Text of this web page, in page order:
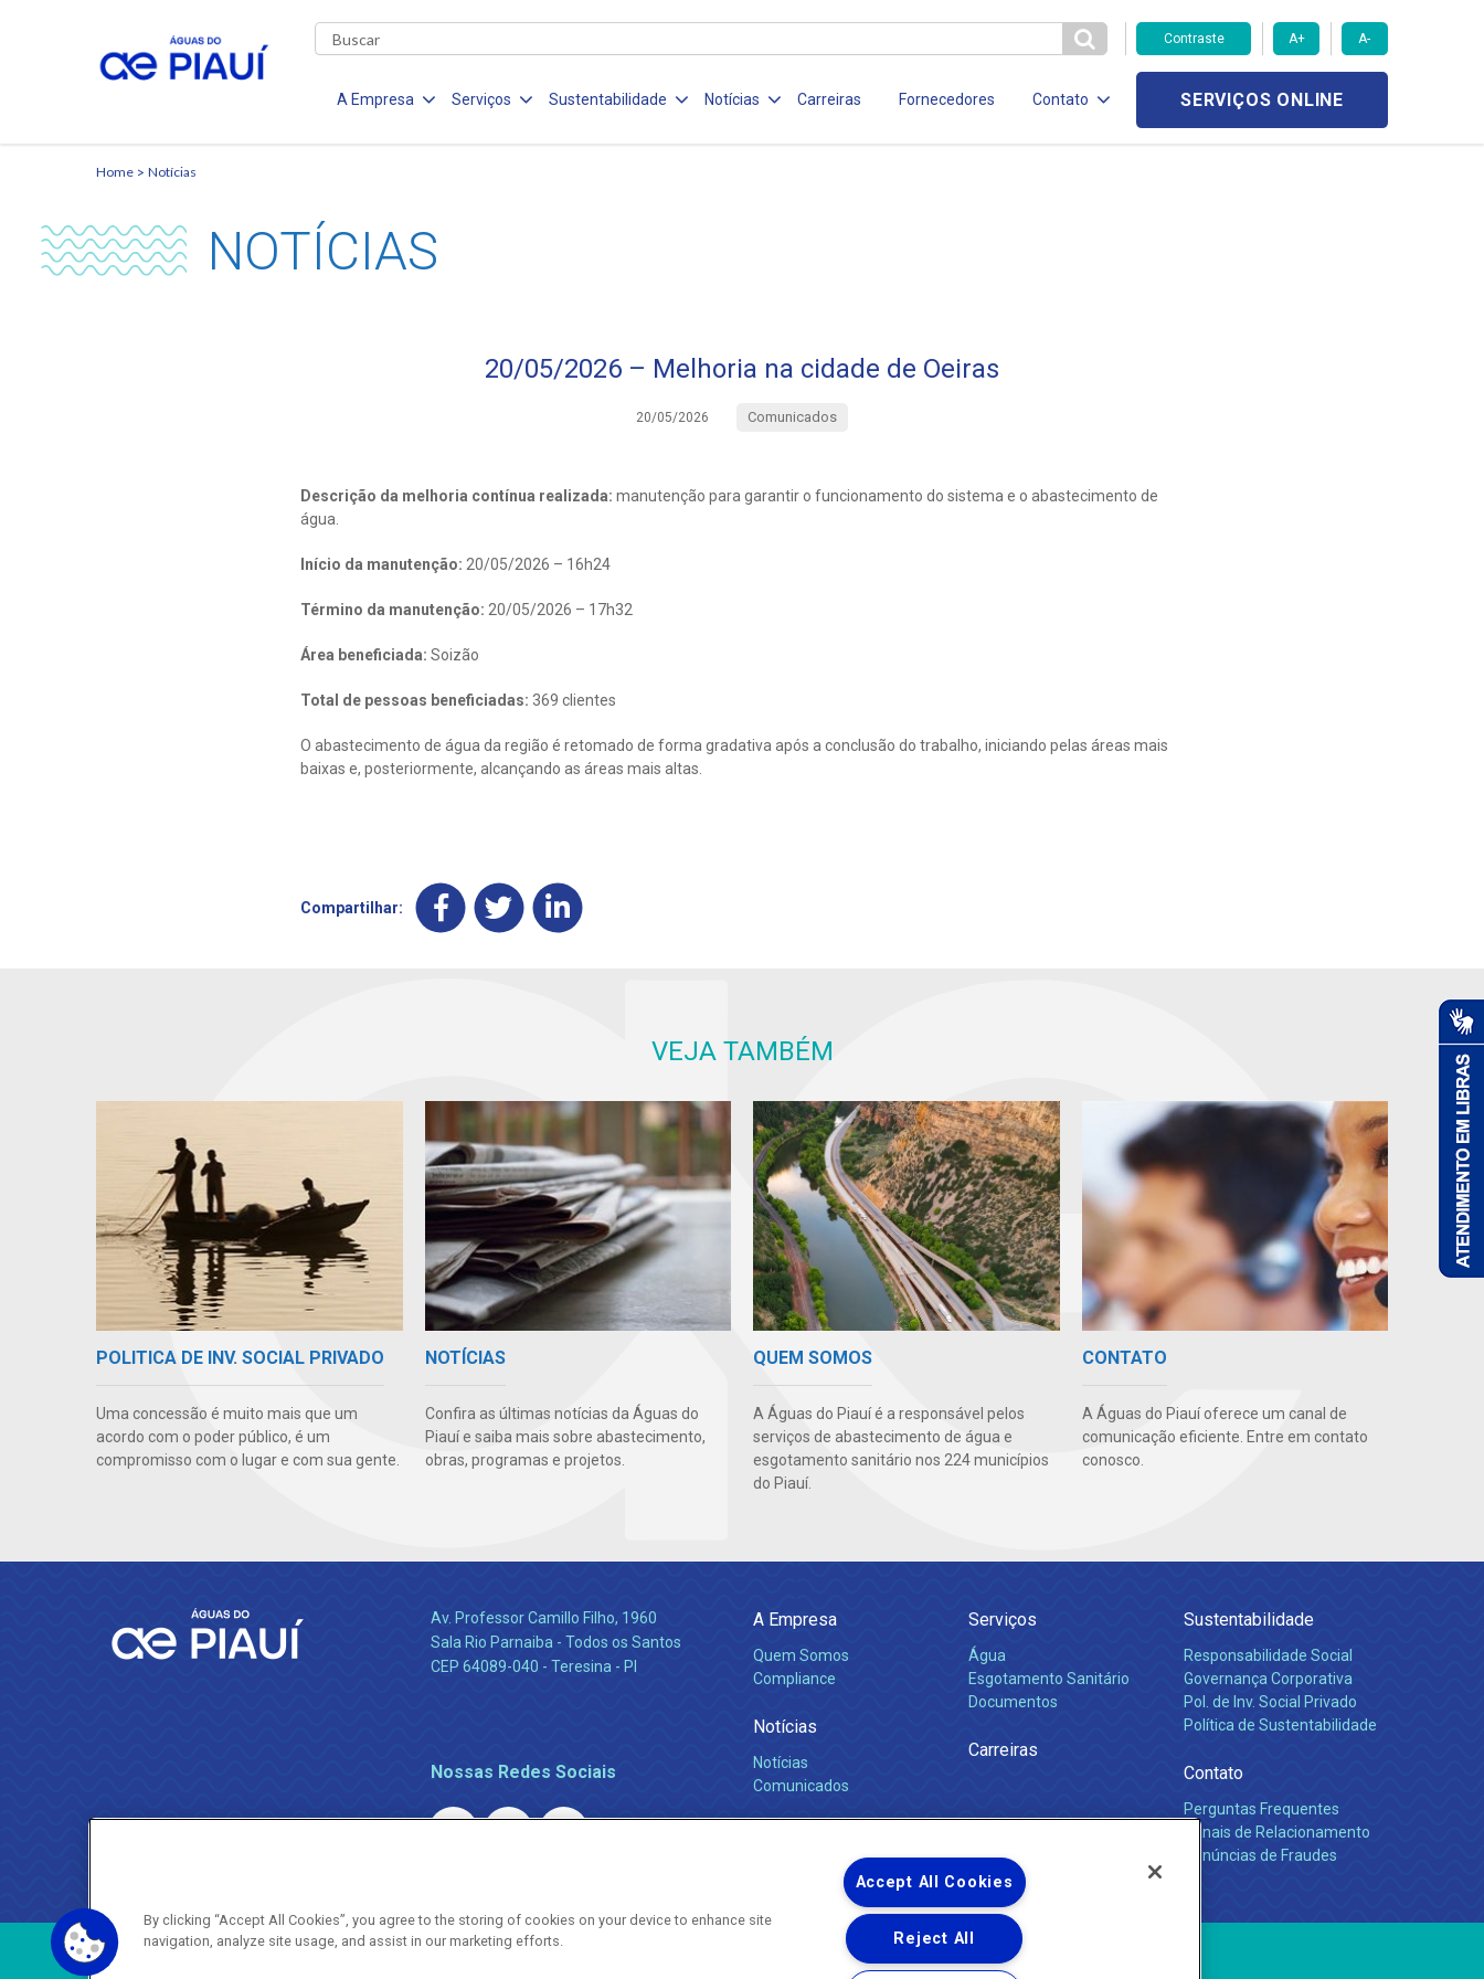
Contraste A+ A-
A Empresa Serviços Sustentabilidade Notícias Carreiras Fornecedores Contato SERVIÇOS ONLINE
Home Notícias
NOTÍCIAS
20/05/2026 – Melhoria na cidade de Oeiras
20/05/2026 Comunicados
Descrição da melhoria contínua realizada: manutenção para garantir o funcionamento do sistema e o abastecimento de
água.
Início da manutenção: 20/05/2026 – 16h24
Término da manutenção: 20/05/2026 – 17h32
Área beneficiada: Soizão
Total de pessoas beneficiadas: 369 clientes
O abastecimento de água da região é retomado de forma gradativa após a conclusão do trabalho, iniciando pelas áreas mais
baixas e, posteriormente, alcançando as áreas mais altas.
Compartilhar:
VEJA TAMBÉM
POLITICA DE INV. SOCIAL PRIVADO
Uma concessão é muito mais que um
acordo com o poder público, é um
compromisso com o lugar e com sua gente.
NOTÍCIAS
Confira as últimas notícias da Águas do
Piauí e saiba mais sobre abastecimento,
obras, programas e projetos.
QUEM SOMOS
A Águas do Piauí é a responsável pelos
serviços de abastecimento de água e
esgotamento sanitário nos 224 municípios
do Piauí.
CONTATO
A Águas do Piauí oferece um canal de
comunicação eficiente. Entre em contato
conosco.
Av. Professor Camillo Filho, 1960
Sala Rio Parnaiba - Todos os Santos
CEP 64089-040 - Teresina - PI
Nossas Redes Sociais
A Empresa
Quem Somos
Compliance
Notícias
Notícias
Comunicados
Serviços
Água
Esgotamento Sanitário
Documentos
Carreiras
Sustentabilidade
Responsabilidade Social
Governança Corporativa
Pol. de Inv. Social Privado
Política de Sustentabilidade
Contato
Perguntas Frequentes
Canais de Relacionamento
Denúncias de Fraudes
Copyright ® 2026 - Todos os Direitos Reservados.
By clicking “Accept All Cookies”, you agree to the storing of cookies on your device to enhance site
navigation, analyze site usage, and assist in our marketing efforts.
Accept All Cookies
Reject All